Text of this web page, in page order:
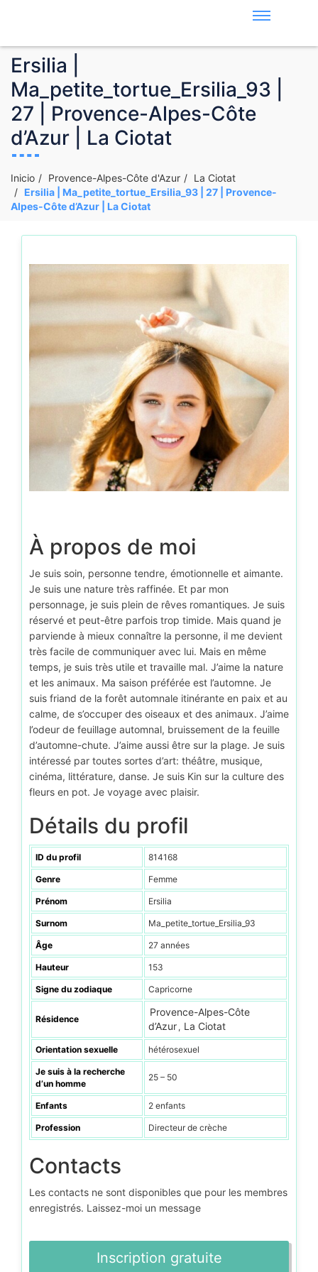
Ersilia |
Ma_petite_tortue_Ersilia_93 |
27 | Provence-Alpes-Côte
d’Azur | La Ciotat
Inicio Provence-Alpes-Côte d'Azur
La Ciotat
Ersilia | Ma_petite_tortue_Ersilia_93 | 27 | Provence-
Alpes-Côte d’Azur | La Ciotat
À propos de moi
Je suis soin, personne tendre, émotionnelle et aimante.
Je suis une nature très raffinée. Et par mon
personnage, je suis plein de rêves romantiques. Je suis
réservé et peut-être parfois trop timide. Mais quand je
parviende à mieux connaître la personne, il me devient
très facile de communiquer avec lui. Mais en même
temps, je suis très utile et travaille mal. J’aime la nature
et les animaux. Ma saison préférée est l’automne. Je
suis friand de la forêt automnale itinérante en paix et au
calme, de s’occuper des oiseaux et des animaux. J’aime
l’odeur de feuillage automnal, bruissement de la feuille
d’automne-chute. J’aime aussi être sur la plage. Je suis
intéressé par toutes sortes d’art: théâtre, musique,
cinéma, littérature, danse. Je suis Kin sur la culture des
fleurs en pot. Je voyage avec plaisir.
Détails du profil
ID du profil 814168
Genre Femme
Prénom Ersilia
Surnom Ma_petite_tortue_Ersilia_93
Âge 27 années
Hauteur 153
Signe du zodiaque Capricorne
Résidence
Provence-Alpes-Côte
d’Azur , La Ciotat
Orientation sexuelle hétérosexuel
Je suis à la recherche
d’un homme
25 – 50
Enfants 2 enfants
Profession Directeur de crèche
Contacts
Les contacts ne sont disponibles que pour les membres
enregistrés. Laissez-moi un message
Inscription gratuite